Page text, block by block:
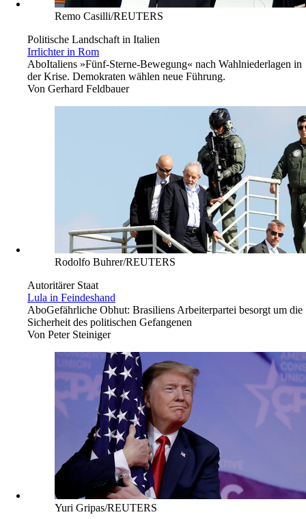
Remo Casilli/REUTERS
Politische Landschaft in Italien
Irrlichter in Rom
AboItaliens »Fünf-Sterne-Bewegung« nach Wahlniederlagen in
der Krise. Demokraten wählen neue Führung.
Von Gerhard Feldbauer
Rodolfo Buhrer/REUTERS
Autoritärer Staat
Lula in Feindeshand
AboGefährliche Obhut: Brasiliens Arbeiterpartei besorgt um die
Sicherheit des politischen Gefangenen
Von Peter Steiniger
Yuri Gripas/REUTERS